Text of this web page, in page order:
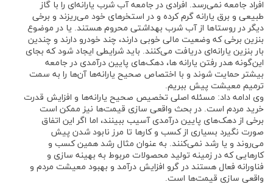
افراد جامعه نمی‌رسد. افرادی در جامعه آب شرب یارانه‌ای را با گاز
طبیعی و برق یارانه گرم کرده و در استخر‌های خود می‌ریزند و برخی
دیگر در روستا‌ها از آب شرب بهداشتی محروم هستند. یا در موضوع
بنزین برخی که وضعیت مالی خوبی دارند، چند خودرو دارند و چندین
بار بنزین یارانه‌ای دریافت می‌کنند. باید شرایطی ایجاد شود که بجای
این‌گونه هدر رفتن یارانه ها، دهک‌های پایین درآمدی در جامعه
بیشتر حمایت شوند و با اختصاص صحیح یارانه‌ها آن‌ها را به سمت
ترمیم معیشت پیش ببریم.
وی ادامه داد: مسئله اصلی تخصیص صحیح یارانه‌ها و افزایش قدرت
خرید مردم است. در بحث واقعی سازی قیمت‌ها نیز ممکن است
برخی از دهک‌های پایین درآمدی آسیب ببینند، اما اگر این اتفاق
صورت نگیرد بسیاری از کسب و کار‌ها تا مرز نابود شدن پیش
می‌روند و یا رشد نمی‌کنند. به عنوان مثال رشد همین کسب و
کار‌هایی که در زمینه تولید محصولات مربوط به بهینه سازی و
فناورانه فعال هستند در گرو افزایش درآمد و بهبود معیشت مردم و
واقعی سازی قیمت‌ها است.